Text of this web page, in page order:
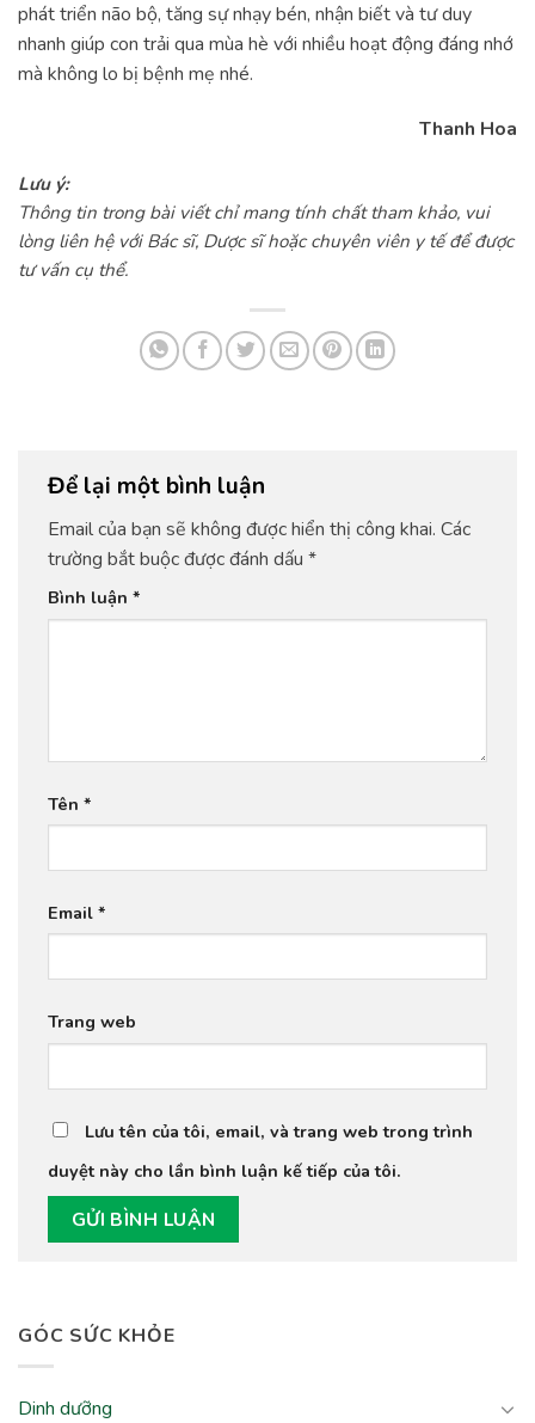
GÓC SỨC KHỎE
Dinh dưỡng
phát triển não bộ, tăng sự nhạy bén, nhận biết và tư duy
nhanh giúp con trải qua mùa hè với nhiều hoạt động đáng nhớ
mà không lo bị bệnh mẹ nhé.
Thanh Hoa
Lưu ý:
Thông tin trong bài viết chỉ mang tính chất tham khảo, vui
lòng liên hệ với Bác sĩ, Dược sĩ hoặc chuyên viên y tế để được
tư vấn cụ thể.
Để lại một bình luận
Email của bạn sẽ không được hiển thị công khai. Các
trường bắt buộc được đánh dấu *
Bình luận *
Tên *
Email *
Trang web
Lưu tên của tôi, email, và trang web trong trình
duyệt này cho lần bình luận kế tiếp của tôi.